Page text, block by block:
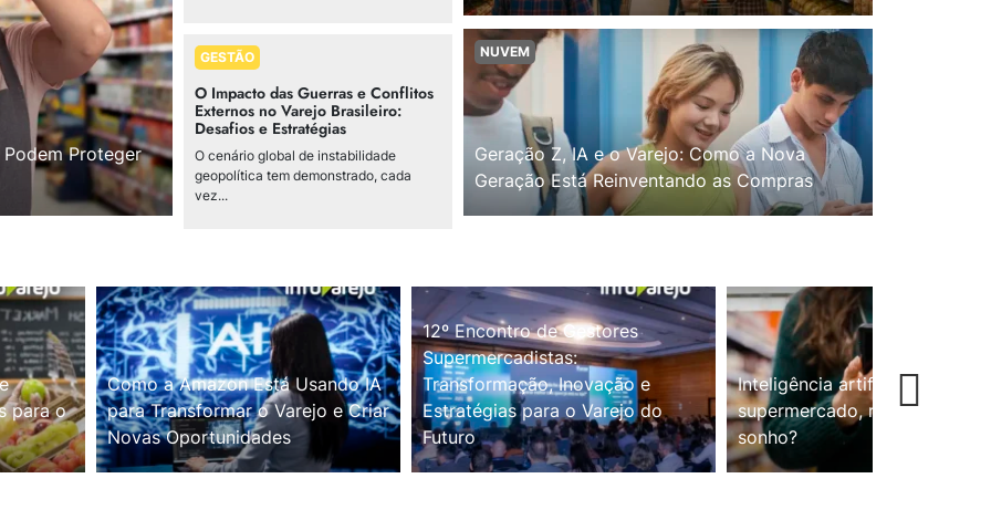
Proteger
GESTÃO
O Impacto das Guerras e Conflitos
Externos no Varejo Brasileiro:
Desafios e Estratégias
O cenário global de instabilidade
geopolítica tem demonstrado, cada
vez...
NUVEM
Geração Z, IA e o Varejo: Como a Nova
Geração Está Reinventando as Compras
para o
Como a Amazon Está Usando IA
para Transformar o Varejo e Criar
Novas Oportunidades
12º Encontro de Gestores
Supermercadistas:
Transformação, Inovação e
Estratégias para o Varejo do
Futuro
Inteligência artificial no
supermercado, realidade ou
sonho?